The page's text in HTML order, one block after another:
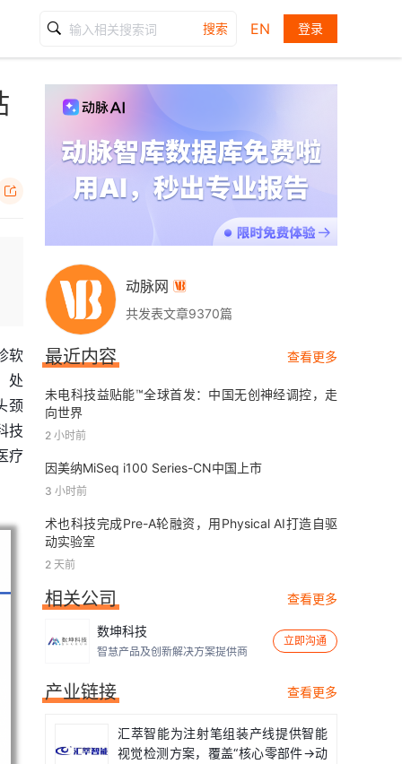
搜索 EN 登录

软
处
颈
技
疗
动脉网 
共发表文章9370篇
最近内容 查看更多
未电科技益贴能™全球首发：中国无创神经调控，走
向世界
2 小时前
因美纳MiSeq i100 Series-CN中国上市
3 小时前
术也科技完成Pre-A轮融资，用Physical AI打造自驱
动实验室
2 天前
相关公司 查看更多
数坤科技
智慧产品及创新解决方案提供商
立即沟通
产业链接 查看更多
汇萃智能为注射笔组装产线提供智能
视觉检测方案，覆盖“核心零部件→动